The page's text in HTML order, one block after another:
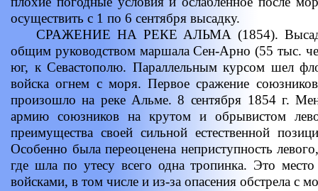
осуществить с 1 по 6 сентября высадку.
СРАЖЕНИЕ НА РЕКЕ АЛЬМА (1854).
общим руководством маршала Сен-Арно (55 тыс.
юг, к Севастополю. Параллельным курсом шел
войска огнем с моря. Первое сражение
произошло на реке Альме. 8 сентября 1854 г.
армию союзников на крутом и обрывистом
преимущества своей сильной естественной
Особенно была переоценена неприступность
где шла по утесу всего одна тропинка. Это место
войсками, в том числе и из-за опасения обстрела с